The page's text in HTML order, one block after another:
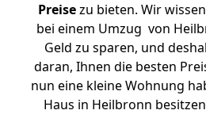
Preisezu bieten. Wir
bei einem Umzug von
Geld zu sparen, und
daran, Ihnen die besten
nun eine kleine Wohnung
Haus in Heilbronn